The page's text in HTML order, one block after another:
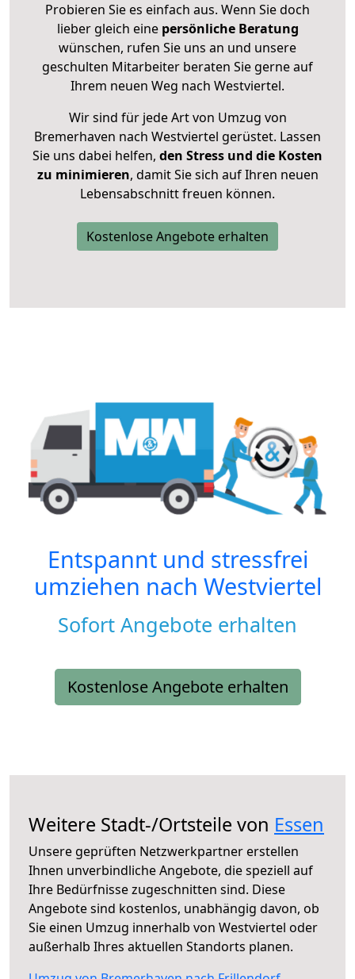
Probieren Sie es einfach aus. Wenn Sie doch
lieber gleich eine persönliche Beratung
wünschen, rufen Sie uns an und unsere
geschulten Mitarbeiter beraten Sie gerne auf
Ihrem neuen Weg nach Westviertel.
Wir sind für jede Art von Umzug von
Bremerhaven nach Westviertel gerüstet. Lassen
Sie uns dabei helfen, den Stress und die Kosten
zu minimieren, damit Sie sich auf Ihren neuen
Lebensabschnitt freuen können.
Kostenlose Angebote erhalten
Entspannt und stressfrei
umziehen nach Westviertel
Sofort Angebote erhalten
Kostenlose Angebote erhalten
Weitere Stadt-/Ortsteile von Essen
Unsere geprüften Netzwerkpartner erstellen
Ihnen unverbindliche Angebote, die speziell auf
Ihre Bedürfnisse zugeschnitten sind. Diese
Angebote sind kostenlos, unabhängig davon, ob
Sie einen Umzug innerhalb von Westviertel oder
außerhalb Ihres aktuellen Standorts planen.